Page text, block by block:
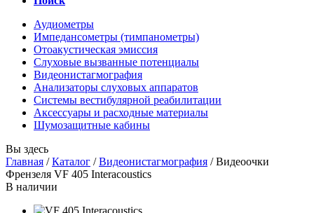
Аудиометры
Импедансометры (тимпанометры)
Отоакустическая эмиссия
Cлуховые вызванные потенциалы
Видеонистагмография
Анализаторы слуховых аппаратов
Системы вестибулярной реабилитации
Аксессуары и расходные материалы
Шумозащитные кабины
Вы здесь
Главная /Каталог /Видеонистагмография / Видеоочки
Френзеля VF 405 Interacoustics
В наличии